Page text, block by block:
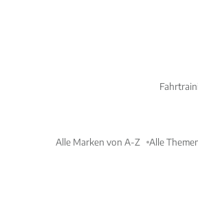
Alle Marken von A-Z Alle